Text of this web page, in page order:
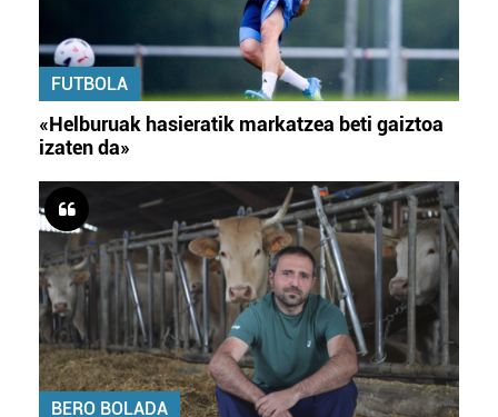
FUTBOLA
«Helburuak hasieratik markatzea beti gaiztoa
izaten da»
BERO BOLADA